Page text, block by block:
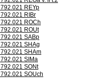
792.021 REYp
792.021 RIBr
792.021 ROCh
792.021 ROUt
792.021 SABp
792.021 SHAg
792.021 SHAm
792.021 SIMa
792.021 SONt
792.021 SOUch